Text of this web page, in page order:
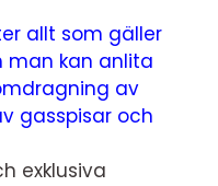
allt som gäller
man kan anlita
av
gasspisar och
exklusiva